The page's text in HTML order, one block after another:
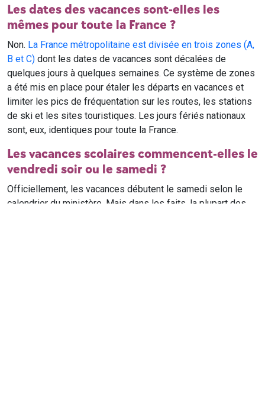
Les dates des vacances sont-elles les
mêmes pour toute la France ?
Non. La France métropolitaine est divisée en trois zones (A,
B et C) dont les dates de vacances sont décalées de
quelques jours à quelques semaines. Ce système de zones
a été mis en place pour étaler les départs en vacances et
limiter les pics de fréquentation sur les routes, les stations
de ski et les sites touristiques. Les jours fériés nationaux
sont, eux, identiques pour toute la France.
Les vacances scolaires commencent-elles le
vendredi soir ou le samedi ?
Officiellement, les vacances débutent le samedi selon le
calendrier du ministère. Mais dans les faits, la plupart des